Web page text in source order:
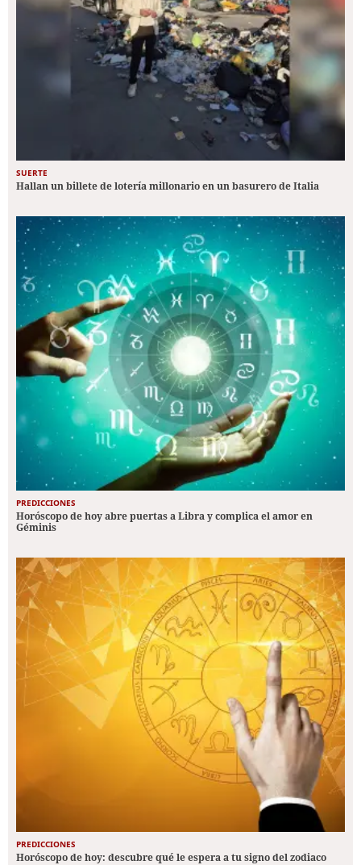
SUERTE
Hallan un billete de lotería millonario en un basurero de Italia
PREDICCIONES
Horóscopo de hoy abre puertas a Libra y complica el amor en
Géminis
PREDICCIONES
Horóscopo de hoy: descubre qué le espera a tu signo del zodiaco